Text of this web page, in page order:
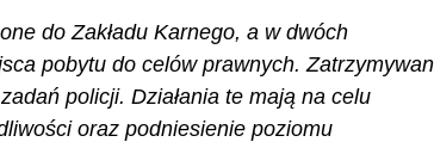
do Zakładu Karnego, a w dwóch
pobytu do celów prawnych.
policji. Działania te mają na celu
oraz podniesienie poziomu